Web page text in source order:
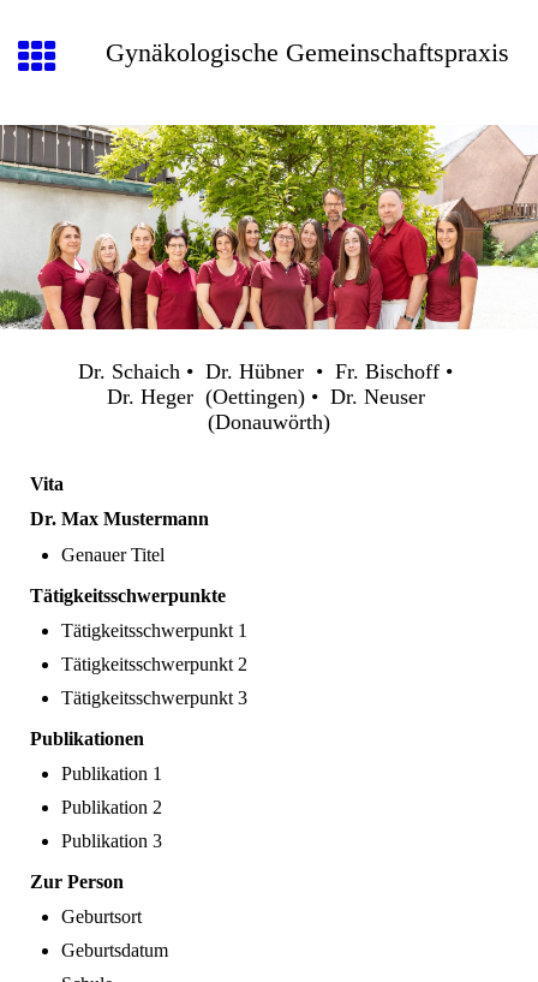
Gynäkologische Gemeinschaftspraxis
Dr. Schaich • Dr. Hübner • Fr. Bischoff •
Dr. Heger (Oettingen) • Dr. Neuser
(Donauwörth)
Vita
Dr. Max Mustermann
Genauer Titel
Tätigkeitsschwerpunkte
Tätigkeitsschwerpunkt 1
Tätigkeitsschwerpunkt 2
Tätigkeitsschwerpunkt 3
Publikationen
Publikation 1
Publikation 2
Publikation 3
Zur Person
Geburtsort
Geburtsdatum